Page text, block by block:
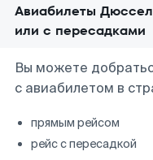
Авиабилеты
или с пересадками
Вы можете
с авиабилетом в
прямым рейсом
рейс с пересадкой